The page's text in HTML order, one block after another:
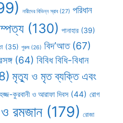
নারীদের বিভিন্ন স্রাব(27) পরিধান
(130) পানাহার (39)
(35) পুরুষ (26) বিদ’আত(67)
(64) বিবিধ বিধি-বিধান
মৃত্যু ও মৃত ব্যক্তি এবং
কুরবানী ও আরাফা দিবস (44) রোগ
রমজান(179) রোজা